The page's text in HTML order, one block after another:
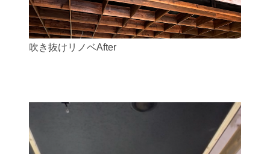
吹き抜けリノベAfter